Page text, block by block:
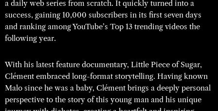
a daily web series from scratch. It quickly turned into a
success, gaining 10,000 subscribers in its first seven days
and ranking among YouTube’s Top 13 trending videos the
following year.
With his latest feature documentary, Little Piece of Sugar,
Clément embraced long-format storytelling. Having known
Malo since he was a baby, Clément brings a deeply personal
perspective to the story of this young man and his unique